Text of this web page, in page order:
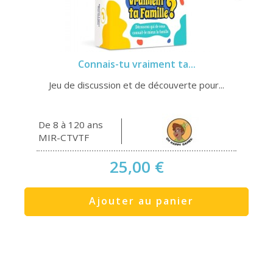
Connais-tu vraiment ta...
Jeu de discussion et de découverte pour...
De 8 à 120 ans
MIR-CTVTF
25,00 €
Ajouter au panier